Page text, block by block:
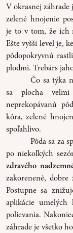
V okrasnej
zelené hnojenie
je to v tom, že ich
Ešte vyšší level je,
pôdopokryvnú
plodmi. Trebárs
Čo sa týka
sa plocha
neprekopávanú
kôra, zelené
spoľahlivo.
Pôda sa za
po niekoľkých
zdravého
zakorenené,
Postupne sa
aplikácie umelých
polievania.
záhrade je všetko